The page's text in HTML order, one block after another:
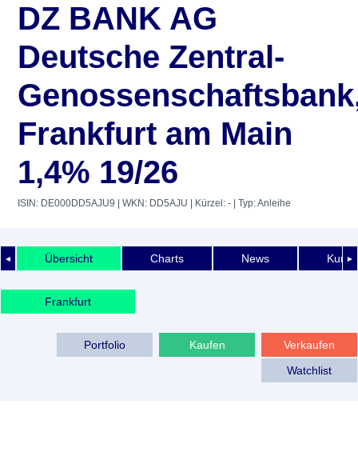
DZ BANK AG
Deutsche Zentral-
Frankfurt am Main
1,4% 19/26
ISIN: DE000DD5AJU9 | WKN: DD5AJU | Kürzel: - | Typ: Anleihe
◄ ►
Übersicht Charts News
Frankfurt
Verkaufen
Kaufen
Portfolio
Watchlist